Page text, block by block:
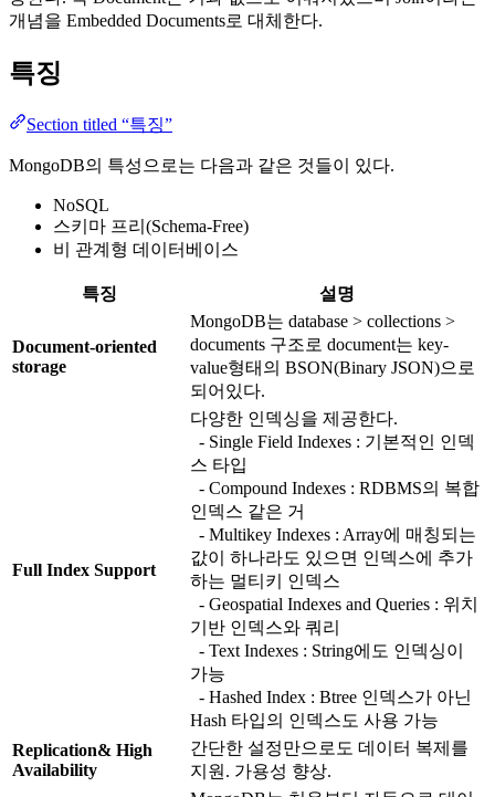
개념을 Embedded Documents로 대체한다.
특징
Section titled “특징”
MongoDB의 특성으로는 다음과 같은 것들이 있다.
NoSQL
스키마 프리(Schema-Free)
비 관계형 데이터베이스
특징 설명
Document-oriented
storage
MongoDB는 database > collections >
documents 구조로 document는 key-
value형태의 BSON(Binary JSON)으로
되어있다.
Full Index Support
다양한 인덱싱을 제공한다.
- Single Field Indexes : 기본적인 인덱
스 타입
- Compound Indexes : RDBMS의 복합
인덱스 같은 거
- Multikey Indexes : Array에 매칭되는
값이 하나라도 있으면 인덱스에 추가
하는 멀티키 인덱스
- Geospatial Indexes and Queries : 위치
기반 인덱스와 쿼리
- Text Indexes : String에도 인덱싱이
가능
- Hashed Index : Btree 인덱스가 아닌
Hash 타입의 인덱스도 사용 가능
Replication& High
Availability
간단한 설정만으로도 데이터 복제를
지원. 가용성 향상.